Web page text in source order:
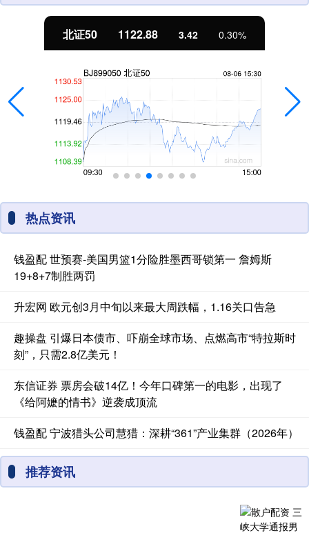
北证50 1122.88 3.42 0.30%
热点资讯
钱盈配 世预赛-美国男篮1分险胜墨西哥锁第一 詹姆斯
19+8+7制胜两罚
升宏网 欧元创3月中旬以来最大周跌幅，1.16关口告急
趣操盘 引爆日本债市、吓崩全球市场、点燃高市“特拉斯时
刻”，只需2.8亿美元！
东信证券 票房会破14亿！今年口碑第一的电影，出现了
《给阿嬷的情书》逆袭成顶流
钱盈配 宁波猎头公司慧猎：深耕“361”产业集群（2026年）
推荐资讯